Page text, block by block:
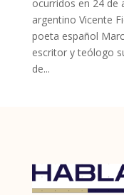
ocurridos en 24
argentino Vicente
poeta español
escritor y teólogo
de...